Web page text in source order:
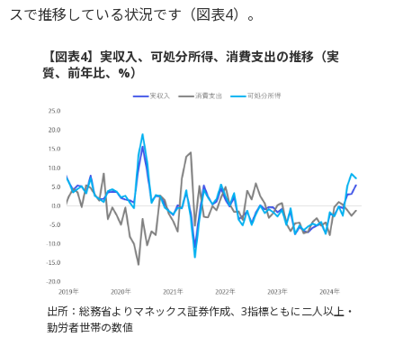
スで推移している状況です（図表4）。
【図表4】実収入、可処分所得、消費支出の推移（実
質、前年比、%）
出所：総務省よりマネックス証券作成、3指標ともに二人以上・
勤労者世帯の数値